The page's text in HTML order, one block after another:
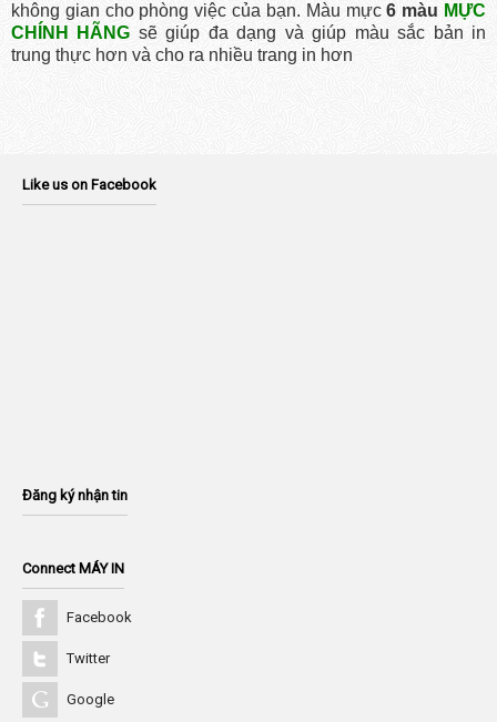
không gian cho phòng việc của bạn. Màu mực6 màu MỰC
CHÍNH HÃNG sẽ giúp đa dạng và giúp màu sắc bản in
trung thực hơn và cho ra nhiều trang in hơn
Like us on Facebook
Đăng ký nhận tin
Connect MÁY IN
Facebook
Twitter
Google